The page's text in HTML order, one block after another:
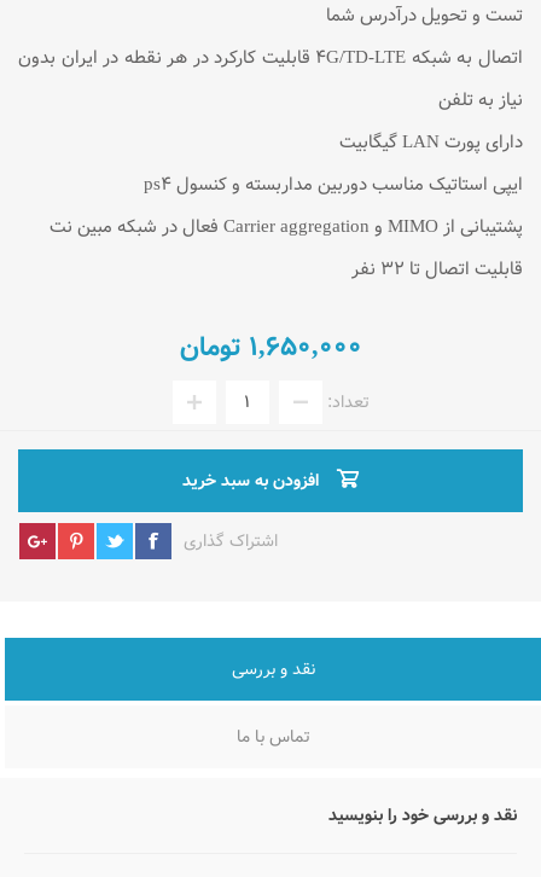
تست و تحویل درآدرس شما
اتصال به شبکه 4G/TD-LTE قابلیت کارکرد در هر نقطه در ایران بدون
نیاز به تلفن
دارای پورت LAN گیگابیت
ایپی استاتیک مناسب دوربین مداربسته و کنسول ps4
پشتیبانی از MIMO و Carrier aggregation فعال در شبکه مبین نت
قابلیت اتصال تا 32 نفر
1,650,000 تومان
تعداد:
افزودن به سبد خرید
اشتراک گذاری
نقد و بررسی
تماس با ما
نقد و بررسی خود را بنویسید